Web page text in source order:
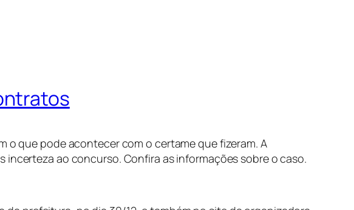
o que pode acontecer com o certame que fizeram. A
ao concurso. Confira as informações sobre o caso.